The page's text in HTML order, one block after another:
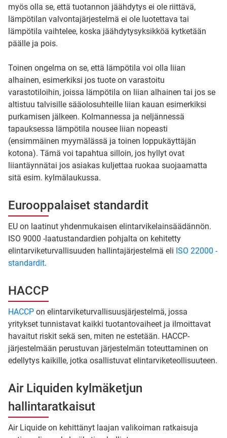
myös olla se, että tuotannon jäähdytys ei ole riittävä,
lämpötilan valvontajärjestelmä ei ole luotettava tai
lämpötila vaihtelee, koska jäähdytysyksikköä kytketään
päälle ja pois.
Toinen ongelma on se, että lämpötila voi olla liian
alhainen, esimerkiksi jos tuote on varastoitu
varastotiloihin, joissa lämpötila on liian alhainen tai jos se
altistuu talvisille sääolosuhteille liian kauan esimerkiksi
purkamisen jälkeen. Kolmannessa ja neljännessä
tapauksessa lämpötila nousee liian nopeasti
(ensimmäinen myymälässä ja toinen loppukäyttäjän
kotona). Tämä voi tapahtua silloin, jos hyllyt ovat
liiantäynnätai jos asiakas kuljettaa ruokaa suojaamatta
sitä esim. kylmälaukussa.
Eurooppalaiset standardit
EU on laatinut yhdenmukaisen elintarvikelainsäädännön.
ISO 9000 -laatustandardien pohjalta on kehitetty
elintarviketurvallisuuden hallintajärjestelmä eli ISO 22000 -
standardit.
HACCP
HACCP on elintarviketurvallisuusjärjestelmä, jossa
yritykset tunnistavat kaikki tuotantovaiheet ja ilmoittavat
havaitut riskit sekä sen, miten ne estetään. HACCP-
järjestelmään perustuvan järjestelmän toteuttaminen on
edellytys kaikille, jotka osallistuvat elintarviketeollisuuteen.
Air Liquiden kylmäketjun
hallintaratkaisut
Air Liquide on kehittänyt laajan valikoiman ratkaisuja